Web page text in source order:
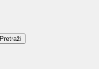
Pretraži